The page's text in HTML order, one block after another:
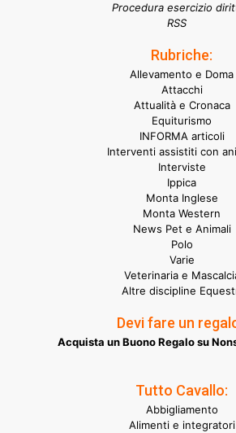
Procedura esercizio
RSS
Rubriche:
Allevamento e Doma
Attacchi
Attualità e Cronaca
Equiturismo
INFORMA articoli
Interventi assistiti con
Interviste
Ippica
Monta Inglese
Monta Western
News Pet e Animali
Polo
Varie
Veterinaria e
Altre discipline
Devi fare un
Acquista un Buono Regalo su
Tutto Cavallo:
Abbigliamento
Alimenti e integratori